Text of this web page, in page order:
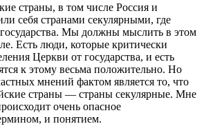
страны, в том числе Россия и
себя странами секулярными, где
Мы должны мыслить в этом
Есть люди, которые критически
Церкви от государства, и есть
к этому весьма положительно. Но
мнений фактом является то, что
страны — страны секулярные. Мне
очень опасное
и понятием.